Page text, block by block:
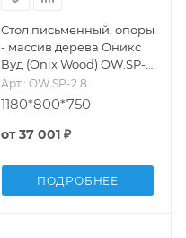
Стол письменный, опоры
- массив дерева Оникс
Вуд (Onix Wood) OW.SP-
2.8
Арт.: OW.SP-2.8
1180*800*750
от37 001 ₽
ПОДРОБНЕЕ